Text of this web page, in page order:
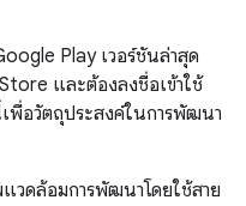
Play เวอร์ชันล่าสุด
และต้องลงชื่อเข้าใช้
อวัตถุประสงค์ในการพัฒนา
ดล้อมการพัฒนาโดยใช้สาย